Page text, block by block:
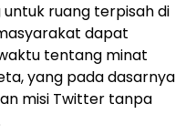
ruang terpisah di
dapat
tentang minat
yang pada dasarnya
misi Twitter tanpa